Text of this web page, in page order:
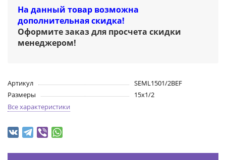
На данный товар возможна
дополнительная скидка!
Оформите заказ для просчета скидки
менеджером!
Артикул
SEML1501/2BEF
Размеры
15х1/2
Все характеристики